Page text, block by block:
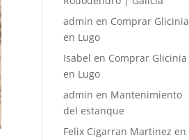
admin en Comprar Glicinia
en Lugo
Isabel en Comprar Glicinia
en Lugo
admin en Mantenimiento
del estanque
Felix Cigarran Martinez en